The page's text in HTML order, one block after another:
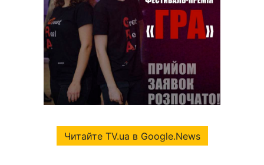
Читайте TV.ua в Google.News